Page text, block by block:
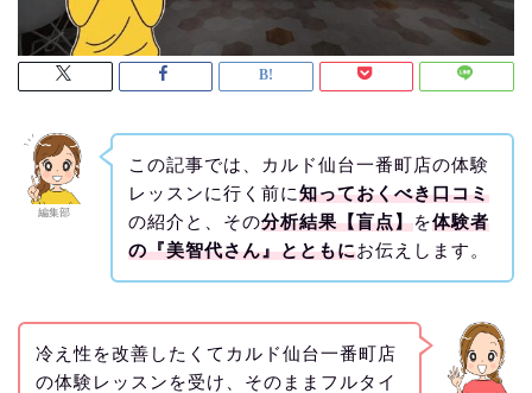
編集部
この記事では、カルド仙台一番町店の体験
レッスンに行く前に知っておくべき口コミ
の紹介と、その分析結果【盲点】を体験者
の『美智代さん』とともにお伝えします。
冷え性を改善したくてカルド仙台一番町店
の体験レッスンを受け、そのままフルタイ